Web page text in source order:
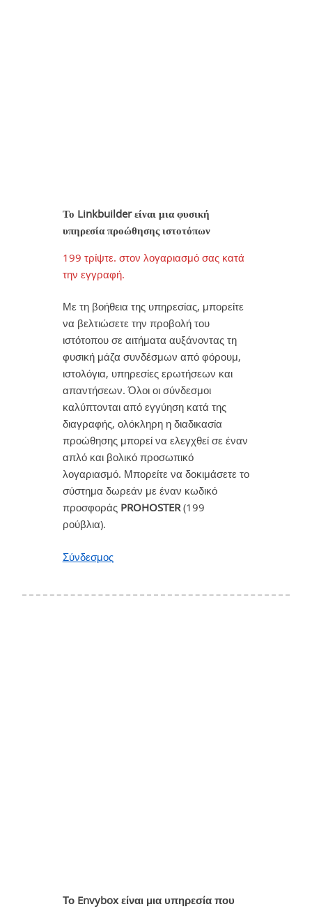
Το Linkbuilder είναι μια φυσική
υπηρεσία προώθησης ιστοτόπων
199 τρίψτε. στον λογαριασμό σας κατά
την εγγραφή.
Με τη βοήθεια της υπηρεσίας, μπορείτε
να βελτιώσετε την προβολή του
ιστότοπου σε αιτήματα αυξάνοντας τη
φυσική μάζα συνδέσμων από φόρουμ,
ιστολόγια, υπηρεσίες ερωτήσεων και
απαντήσεων. Όλοι οι σύνδεσμοι
καλύπτονται από εγγύηση κατά της
διαγραφής, ολόκληρη η διαδικασία
προώθησης μπορεί να ελεγχθεί σε έναν
απλό και βολικό προσωπικό
λογαριασμό. Μπορείτε να δοκιμάσετε το
σύστημα δωρεάν με έναν κωδικό
προσφοράς PROHOSTER(199
ρούβλια).
Σύνδεσμος
Το Envybox είναι μια υπηρεσία που